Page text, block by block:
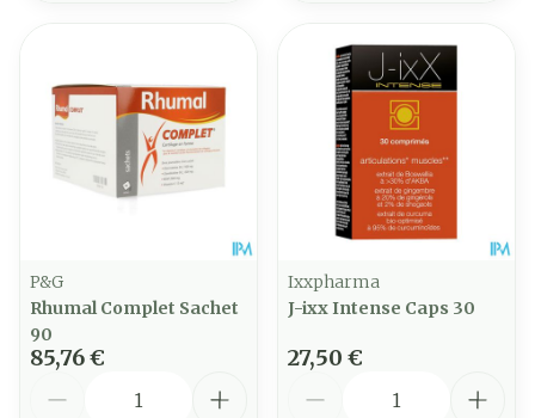
P&G
Rhumal Complet Sachet
90
85,76 €
Ixxpharma
J-ixx Intense Caps 30
27,50 €